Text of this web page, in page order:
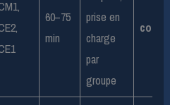
60–75
min
prise en
charge
par
groupe